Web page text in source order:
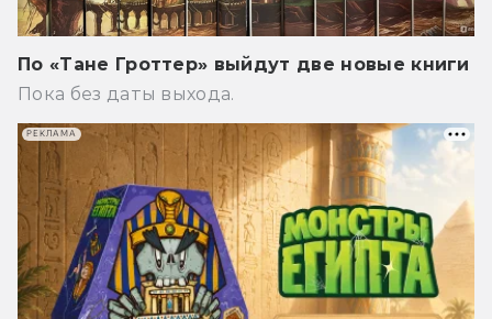
По «Тане Гроттер» выйдут две новые книги
Пока без даты выхода.
РЕКЛАМА